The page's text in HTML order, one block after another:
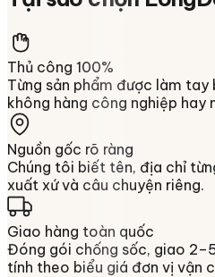
Thủ công 100%
Từng sản phẩm được làm tay
không hàng công nghiệp hay
Nguồn gốc rõ ràng
Chúng tôi biết tên, địa chỉ
xuất xứ và câu chuyện riêng.
Giao hàng toàn quốc
Đóng gói chống sốc, giao
tính theo biểu giá đơn vị vận